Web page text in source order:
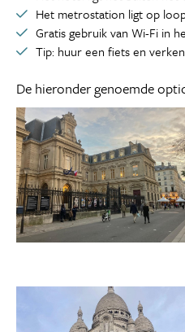
Het metrostation ligt op
Gratis gebruik van Wi-Fi in
Tip: huur een fiets en
De hieronder genoemde